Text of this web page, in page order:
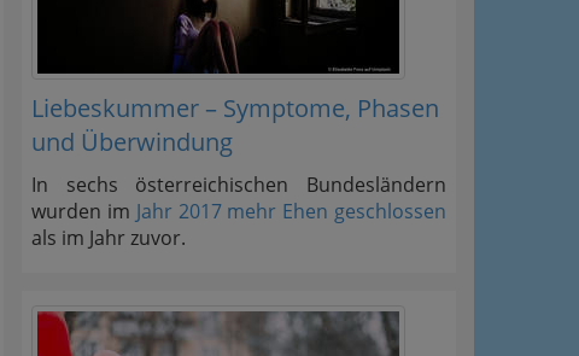
Liebeskummer – Symptome, Phasen
und Überwindung
In sechs österreichischen Bundesländern
wurden im Jahr 2017 mehr Ehen geschlossen
als im Jahr zuvor.